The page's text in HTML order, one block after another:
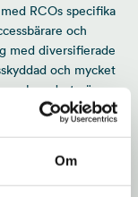
Om
med RCOs specifika
och
med diversifierade
och mycket
och endast göra
den från
kan